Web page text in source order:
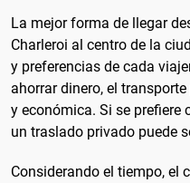
La mejor forma de llegar
Charleroi al centro de la
y preferencias de cada
ahorrar dinero, el
y económica. Si se prefiere
un traslado privado puede
Considerando el tiempo, el